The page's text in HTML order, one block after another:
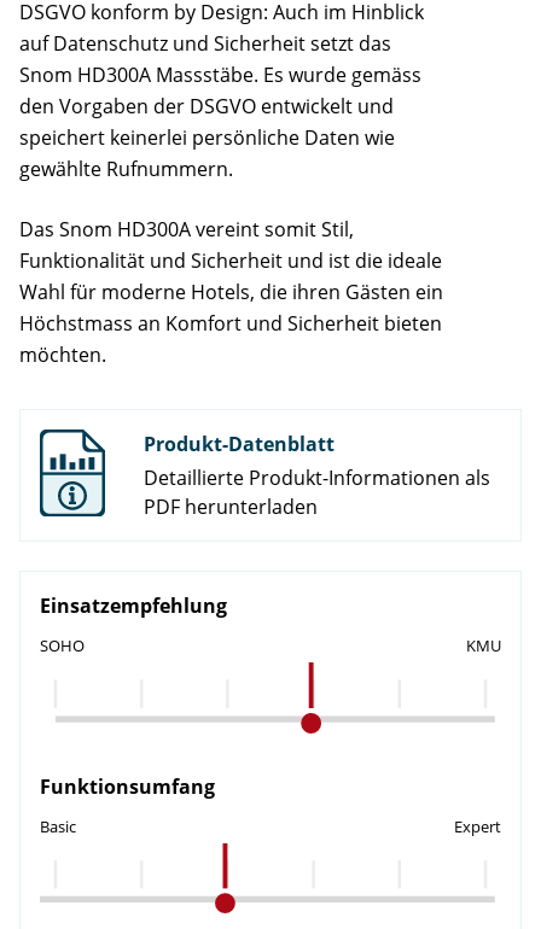
DSGVO konform by Design: Auch im Hinblick
auf Datenschutz und Sicherheit setzt das
Snom HD300A Massstäbe. Es wurde gemäss
den Vorgaben der DSGVO entwickelt und
speichert keinerlei persönliche Daten wie
gewählte Rufnummern.
Das Snom HD300A vereint somit Stil,
Funktionalität und Sicherheit und ist die ideale
Wahl für moderne Hotels, die ihren Gästen ein
Höchstmass an Komfort und Sicherheit bieten
möchten.
Produkt-Datenblatt
Detaillierte Produkt-Informationen als
PDF herunterladen
Einsatzempfehlung
SOHO KMU
Funktionsumfang
Basic Expert